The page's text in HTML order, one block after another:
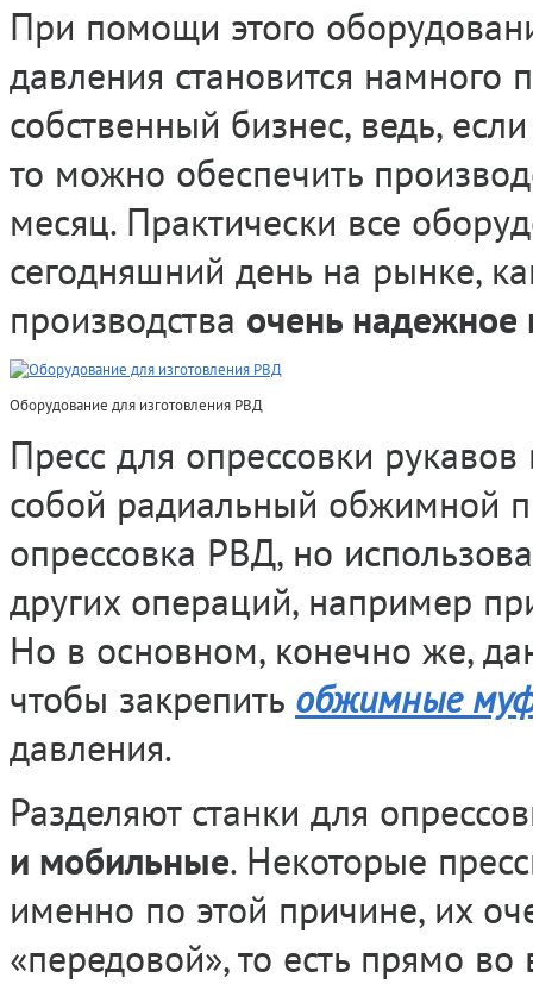
При помощи этого
давления становится
собственный бизнес, ведь,
то можно обеспечить
месяц. Практически все
сегодняшний день на рынке,
производства очень надежное
Оборудование для изготовления РВД
Пресс для опрессовки
собой радиальный обжимной
опрессовка РВД, но
других операций, например
Но в основном, конечно же,
чтобы закрепить обжимные
давления.
Разделяют станки для
и мобильные. Некоторые
именно по этой причине, их
«передовой», то есть прямо